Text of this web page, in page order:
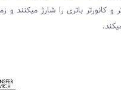
و کانورتر باتری را شارژ